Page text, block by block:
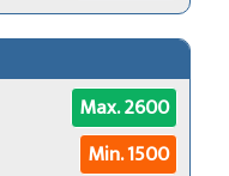
Max. 2600
Min. 1500